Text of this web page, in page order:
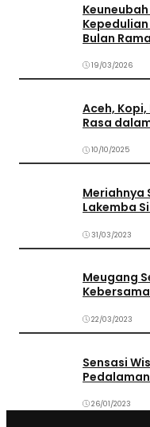
Bulan
19/03/2026
Aceh,
Rasa
10/10/2025
Meriahnya
Lakemba
31/03/2023
Meugang
22/03/2023
Sensasi
26/01/2023